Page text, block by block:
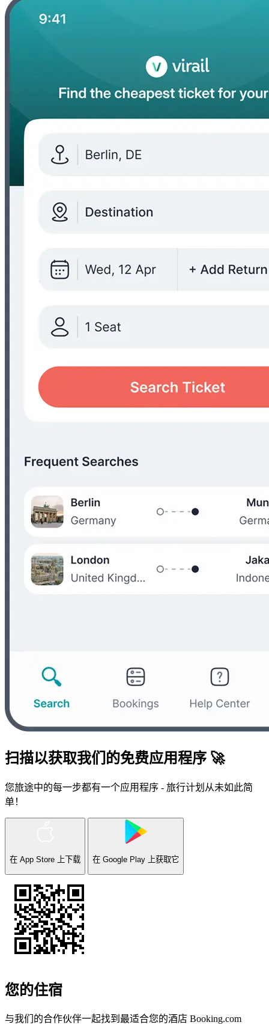
扫描以获取我们的免费应用程序 🚀
您旅途中的每一步都有一个应用程序 - 旅行计划从未如此简
单！
在 App Store 上下载 在 Google Play 上获取它
您的住宿
与我们的合作伙伴一起找到最适合您的酒店 Booking.com